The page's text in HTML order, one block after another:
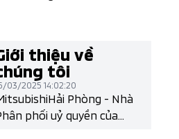
thiệu về
tôi
03/2025 14:02:20
Phòng - Nhà
phối uỷ quyền của